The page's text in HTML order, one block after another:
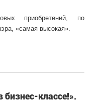
приобретений, по
«самая высокая».
бизнес-классе!».